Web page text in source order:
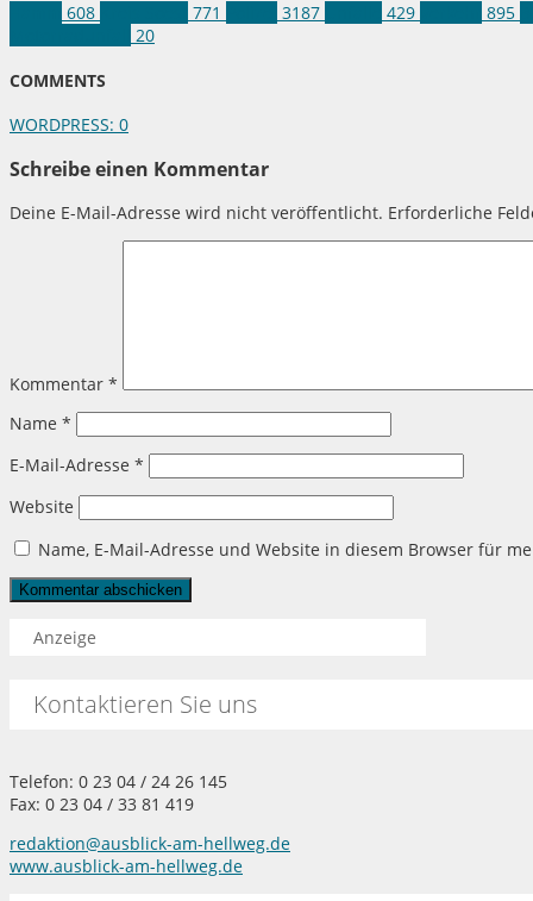
608 771 3187 429 895
20
COMMENTS
WORDPRESS: 0
Schreibe einen Kommentar
Deine E-Mail-Adresse wird nicht veröffentlicht. Erforderliche
Kommentar *
Name *
E-Mail-Adresse *
Website
Name, E-Mail-Adresse und Website in diesem Browser für
Anzeige
Kontaktieren Sie uns
Telefon: 0 23 04 / 24 26 145
Fax: 0 23 04 / 33 81 419
redaktion@ausblick-am-hellweg.de
www.ausblick-am-hellweg.de